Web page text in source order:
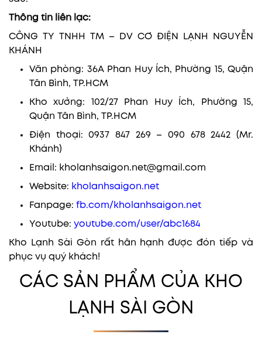
Thông tin liên lạc:
CÔNG TY TNHH TM – DV CƠ ĐIỆN LẠNH NGUYỄN
KHÁNH
Văn phòng: 36A Phan Huy Ích, Phường 15, Quận
Tân Bình, TP.HCM
Kho xưởng: 102/27 Phan Huy Ích, Phường 15,
Quận Tân Bình, TP.HCM
Điện thoại: 0937 847 269 – 090 678 2442 (Mr.
Khánh)
Email: kholanhsaigon.net@gmail.com
Website: kholanhsaigon.net
Fanpage: fb.com/kholanhsaigon.net
Youtube: youtube.com/user/abc1684
Kho Lạnh Sài Gòn rất hân hạnh được đón tiếp và
phục vụ quý khách!
CÁC SẢN PHẨM CỦA KHO
LẠNH SÀI GÒN